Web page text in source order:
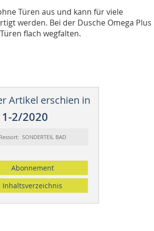
Türen aus und kann für viele
werden. Bei der Dusche Omega Plus
flach wegfalten.
Artikel erschien in
1-2/2020
Ressort: SONDERTEIL BAD
Abonnement
Inhaltsverzeichnis